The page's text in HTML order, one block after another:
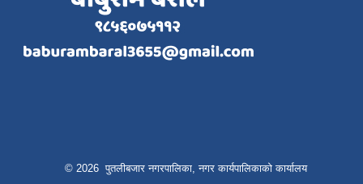
© 2026 पुतलीबजार नगरपालिका, नगर कार्यपालिकाको कार्यालय